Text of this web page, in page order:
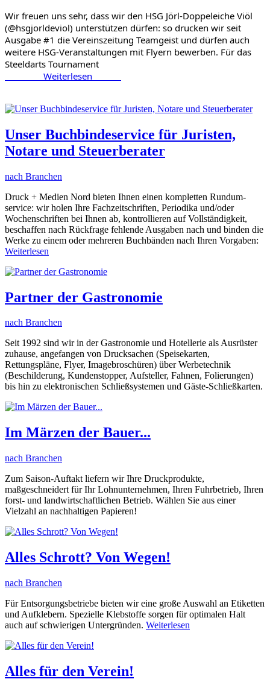
Wir freuen uns sehr, dass wir den HSG Jörl-Doppeleiche Viöl
(@hsgjorldeviol) unterstützen dürfen: so drucken wir seit
Ausgabe #1 die Vereinszeitung Teamgeist und dürfen auch
weitere HSG-Veranstaltungen mit Flyern bewerben. Für das
                Weiterlesen
Unser Buchbindeservice für Juristen,
Notare und Steuerberater
nach Branchen
Druck + Medien Nord bieten Ihnen einen kompletten Rundum-
service: wir holen Ihre Fachzeitschriften, Periodika und/oder
Wochenschriften bei Ihnen ab, kontrollieren auf Vollständigkeit,
beschaffen nach Rückfrage fehlende Ausgaben nach und binden die
Werke zu einem oder mehreren Buchbänden nach Ihren Vorgaben:
Weiterlesen
Partner der Gastronomie
nach Branchen
Seit 1992 sind wir in der Gastronomie und Hotellerie als Ausrüster
zuhause, angefangen von Drucksachen (Speisekarten,
Rettungspläne, Flyer, Imagebroschüren) über Werbetechnik
(Beschilderung, Kundenstopper, Aufsteller, Fahnen, Folierungen)
bis hin zu elektronischen Schließsystemen und Gäste-Schließkarten.
Im Märzen der Bauer...
nach Branchen
Zum Saison-Auftakt liefern wir Ihre Druckprodukte,
maßgeschneidert für Ihr Lohnunternehmen, Ihren Fuhrbetrieb, Ihren
forst- und landwirtschaftlichen Betrieb. Wählen Sie aus einer
Vielzahl an nachhaltigen Papieren!
Alles Schrott? Von Wegen!
nach Branchen
Für Entsorgungsbetriebe bieten wir eine große Auswahl an Etiketten
und Aufklebern. Spezielle Klebstoffe sorgen für optimalen Halt
auch auf schwierigen Untergründen. Weiterlesen
Alles für den Verein!